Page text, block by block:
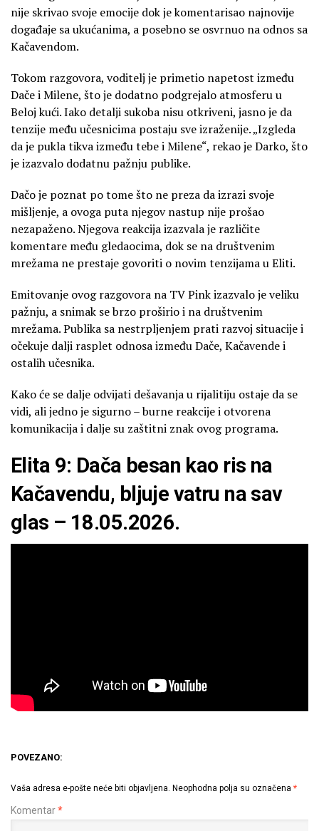
nije skrivao svoje emocije dok je komentarisao najnovije
događaje sa ukućanima, a posebno se osvrnuo na odnos sa
Kačavendom.
Tokom razgovora, voditelj je primetio napetost između
Dače i Milene, što je dodatno podgrejalo atmosferu u
Beloj kući. Iako detalji sukoba nisu otkriveni, jasno je da
tenzije među učesnicima postaju sve izraženije. „Izgleda
da je pukla tikva između tebe i Milene“, rekao je Darko, što
je izazvalo dodatnu pažnju publike.
Dačo je poznat po tome što ne preza da izrazi svoje
mišljenje, a ovoga puta njegov nastup nije prošao
nezapaženo. Njegova reakcija izazvala je različite
komentare među gledaocima, dok se na društvenim
mrežama ne prestaje govoriti o novim tenzijama u Eliti.
Emitovanje ovog razgovora na TV Pink izazvalo je veliku
pažnju, a snimak se brzo proširio i na društvenim
mrežama. Publika sa nestrpljenjem prati razvoj situacije i
očekuje dalji rasplet odnosa između Dače, Kačavende i
ostalih učesnika.
Kako će se dalje odvijati dešavanja u rijalitiju ostaje da se
vidi, ali jedno je sigurno – burne reakcije i otvorena
komunikacija i dalje su zaštitni znak ovog programa.
Elita 9: Dača besan kao ris na
Kačavendu, bljuje vatru na sav
glas – 18.05.2026.
POVEZANO:
Vaša adresa e-pošte neće biti objavljena. Neophodna polja su označena *
Komentar*